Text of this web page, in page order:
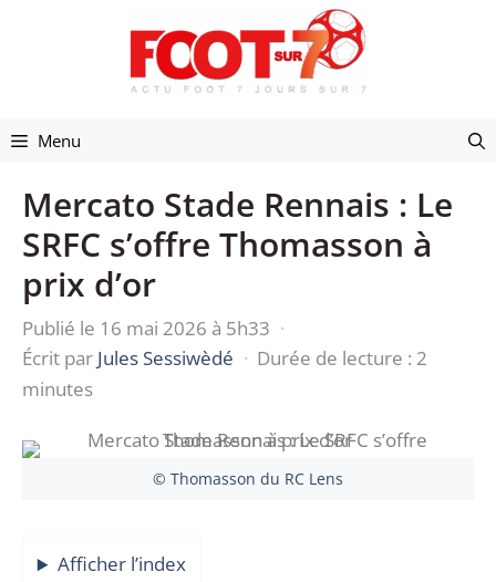
Menu
Mercato Stade Rennais : Le
SRFC s’offre Thomasson à
prix d’or
Publié le 16 mai 2026 à 5h33 ·
Écrit par Jules Sessiwèdé · Durée de lecture : 2
minutes
© Thomasson du RC Lens
Afficher l’index